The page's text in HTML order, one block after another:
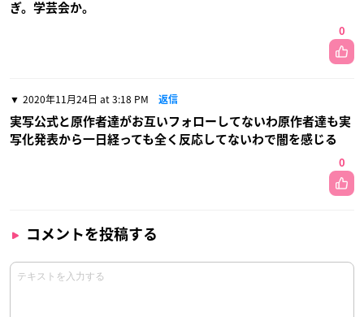
ぎ。学芸会か。
0
2020年11月24日 at 3:18 PM 返信
実写公式と原作者達がお互いフォローしてないわ原作者達も実
写化発表から一日経っても全く反応してないわで闇を感じる
0
コメントを投稿する